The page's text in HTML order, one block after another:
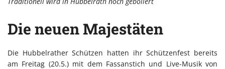
Die neuen Majestäten
Die Hubbelrather Schützen hatten ihr Schützenfest bereits
am Freitag (20.5.) mit dem Fassanstich und Live-Musik von